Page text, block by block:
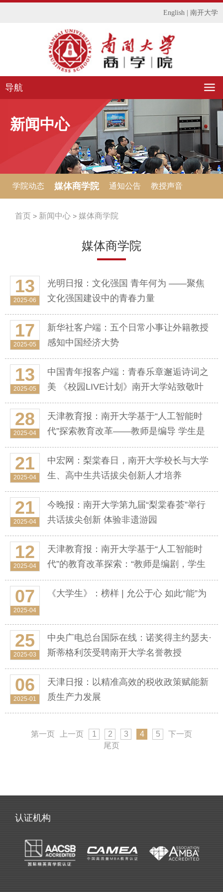
English 南开大学
导航
新闻中心
学院动态 媒体商学院 通知公告 教授声音
首页 新闻中心 媒体商学院
媒体商学院
13
2025-06
光明日报：文化强国 青年何为 ——聚焦
文化强国建设中的青春力量
17
2025-05
新华社客户端：五个日常小事让外籍教授
感知中国经济大势
13
2025-05
中国青年报客户端：青春乐章邂逅诗词之
美 《校园LIVE计划》南开大学站致敬叶
嘉莹
28
2025-04
天津教育报：南开大学基于“人工智能时
代”探索教育改革——教师是编导 学生是
主演 AI是伙伴
21
2025-04
中宏网：梨棠春日，南开大学校长与大学
生、高中生共话拔尖创新人才培养
21
2025-04
今晚报：南开大学第九届“梨棠春荟”举行
共话拔尖创新 体验非遗游园
12
2025-04
天津教育报：南开大学基于“人工智能时
代”的教育改革探索：“教师是编剧，学生
是主演，AI是伙伴”
07
2025-04
《大学生》：榜样 | 允公于心 如此“能”为
25
2025-03
中央广电总台国际在线：诺奖得主约瑟夫·
斯蒂格利茨受聘南开大学名誉教授
06
2025-01
天津日报：以精准高效的税收政策赋能新
质生产力发展
第一页 上一页 1 2 3 4 5
下一页
尾页
认证机构